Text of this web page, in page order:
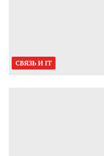
СВЯЗЬ И IT